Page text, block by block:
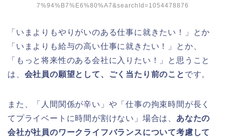
7%94%B7%E6%80%A7&searchId=1054478876
「いまよりもやりがいのある仕事に就きたい！」とか
「いまよりも給与の高い仕事に就きたい！」とか、
「もっと将来性のある会社に入りたい！」と思うこと
は、 会社員の願望として、ごく当たり前のこと です。
また、「人間関係が辛い」や「仕事の拘束時間が長く
てプライベートに時間が割けない」場合は、 あなたの
会社が社員のワークライフバランスについて考慮して